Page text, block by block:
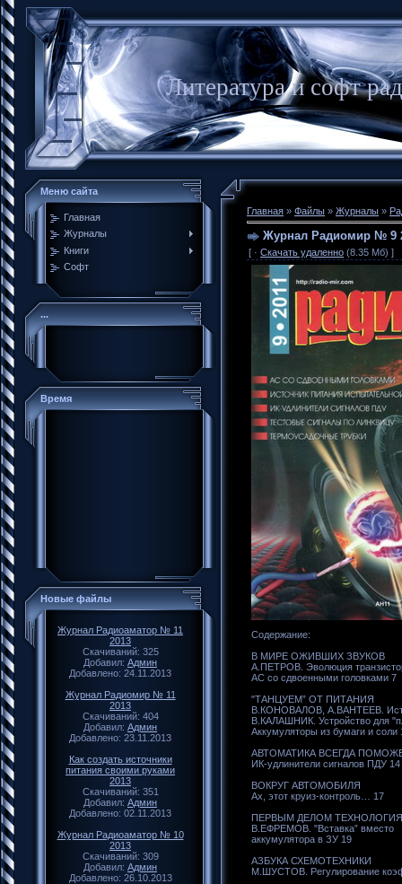
Литература и софт
Меню сайта
Главная
Журналы
Книги
Софт
...
Время
Новые файлы
Журнал Радиоаматор № 11
2013
Скачиваний: 325
Добавил: Админ
Добавлено: 24.11.2013
Журнал Радиомир № 11
2013
Скачиваний: 404
Добавил: Админ
Добавлено: 23.11.2013
Как создать источники
питания своими руками
2013
Скачиваний: 351
Добавил: Админ
Добавлено: 02.11.2013
Журнал Радиоаматор № 10
2013
Скачиваний: 309
Добавил: Админ
Добавлено: 26.10.2013
Главная » Файлы » Журналы »
Журнал Радиомир № 9
[ · Скачать удаленно (8.35 Mб) ]
Содержание:
В МИРЕ ОЖИВШИХ ЗВУКОВ
А.ПЕТРОВ. Эволюция
АС со сдвоенными головками 7
"ТАНЦУЕМ” ОТ ПИТАНИЯ
В.КОНОВАЛОВ, А.ВАНТЕЕВ.
В.КАЛАШНИК. Устройство для
Аккумуляторы из бумаги и соли
АВТОМАТИКА ВСЕГДА
ИК-удлинители сигналов ПДУ 14
ВОКРУГ АВТОМОБИЛЯ
Ах, этот круиз-контроль… 17
ПЕРВЫМ ДЕЛОМ ТЕХНОЛОГИЯ
В.ЕФРЕМОВ. "Вставка” вместо
аккумулятора в ЗУ 19
АЗБУКА СХЕМОТЕХНИКИ
М.ШУСТОВ. Регулирование